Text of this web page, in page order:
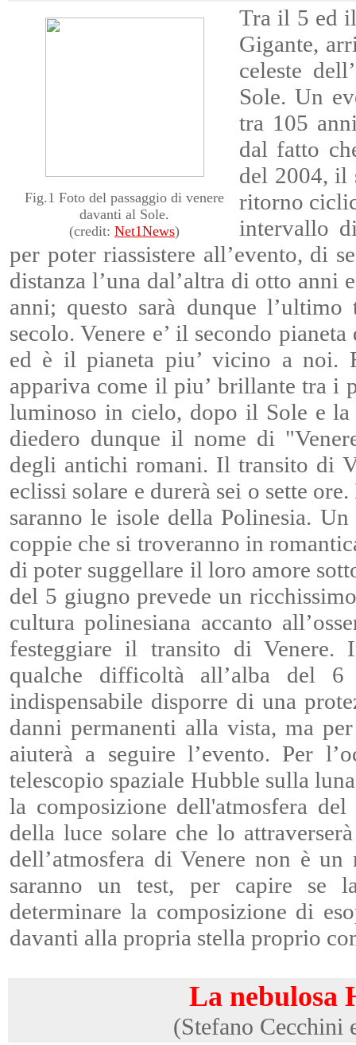
Fig.1 Foto del passaggio di venere
davanti al Sole.
(credit: Net1News)
Tra il 5 ed
Gigante,
celeste
Sole. Un
tra 105
dal fatto
del 2004, il
ritorno
intervallo
per poter riassistere all’evento, di
distanza l’una dal’altra di otto anni
anni; questo sarà dunque
secolo. Venere e’ il secondo
ed è il pianeta piu’ vicino a noi.
appariva come il piu’ brillante tra i
luminoso in cielo, dopo il Sole e
diedero dunque il nome di
degli antichi romani. Il transito di
eclissi solare e durerà sei o sette
saranno le isole della Polinesia.
coppie che si troveranno in
di poter suggellare il loro amore
del 5 giugno prevede un
cultura polinesiana accanto
festeggiare il transito di Venere.
qualche difficoltà all’alba del 6
indispensabile disporre di una
danni permanenti alla vista, ma
aiuterà a seguire l’evento. Per
telescopio spaziale Hubble sulla
la composizione dell'atmosfera
della luce solare che lo
dell’atmosfera di Venere non è
saranno un test, per capire se
determinare la composizione di
davanti alla propria stella proprio
La nebulosa
(Stefano Cecchini